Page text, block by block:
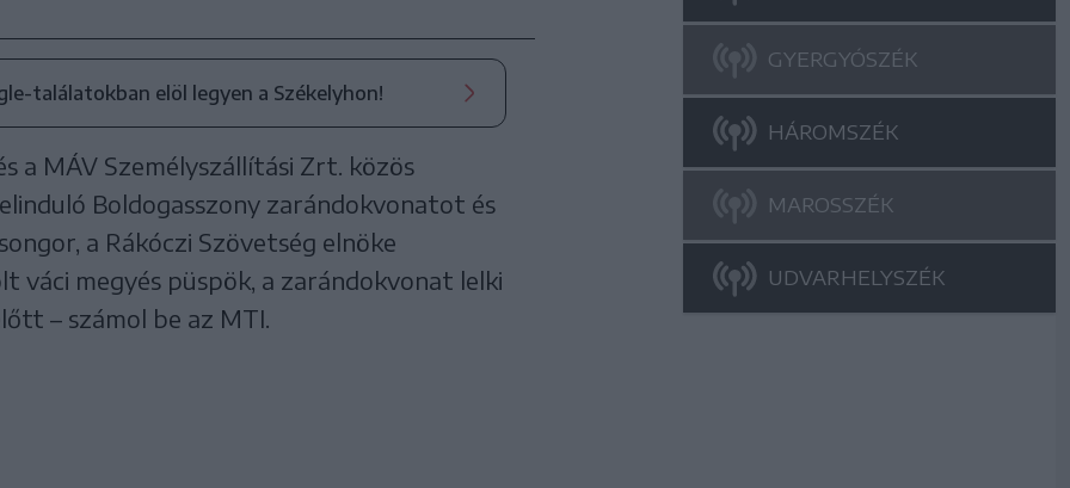
találatokban elöl legyen a Székelyhon!
a MÁV Személyszállítási Zrt. közös
Boldogasszony zarándokvonatot és
a Rákóczi Szövetség elnöke
váci megyés püspök, a zarándokvonat lelki
– számol be az MTI.
GYERGYÓSZÉK
HÁROMSZÉK
MAROSSZÉK
UDVARHELYSZÉK